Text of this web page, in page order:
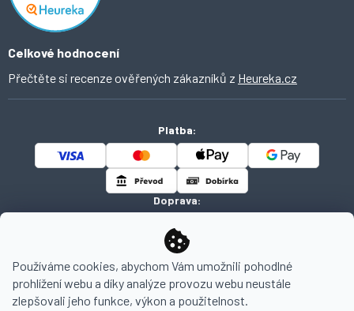
Používáme cookies, abychom Vám umožnili pohodlné
prohlížení webu a díky analýze provozu webu neustále
zlepšovali jeho funkce, výkon a použitelnost.
Celkové hodnocení
Přečtěte si recenze ověřených zákazníků z Heureka.cz
Platba:
Doprava:
Copyright 2026AHOMI. Všechna práva vyhrazena.